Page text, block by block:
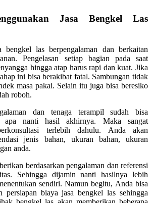
Jasa Bengkel Las
bengkel las berpengalaman dan berkaitan
Pengelasan setiap bagian pada saat
hingga atap harus rapi dan kuat. Jika
ini bisa berakibat fatal. Sambungan tidak
masa pakai. Selain itu juga bisa beresiko
roboh.
dan tenaga terampil sudah bisa
apa nanti hasil akhirnya. Maka sangat
terlebih dahulu. Anda akan
jenis bahan, ukuran bahan, ukuran
anda.
berdasarkan pengalaman dan referensi
Sehingga dijamin nanti hasilnya lebih
sendiri. Namun begitu, Anda bisa
persiapan biaya jasa bengkel las sehingga